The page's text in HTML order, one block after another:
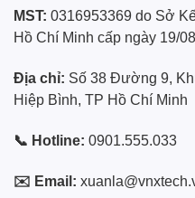
MST: 0316953369 do Sở
Hồ Chí Minh cấp ngày 19/
Địa chỉ: Số 38 Đường 9,
Hiệp Bình, TP Hồ Chí Minh
📞 Hotline: 0901.555.033
✉️ Email: